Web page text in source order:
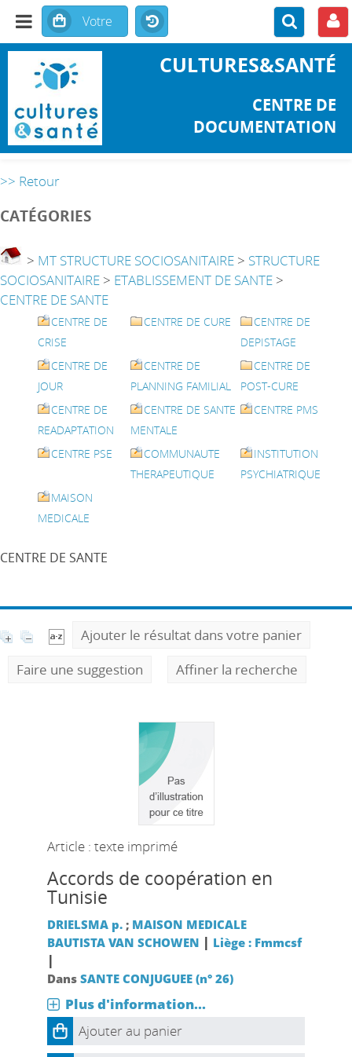
CULTURES&SANTÉ
CENTRE DE
DOCUMENTATION
>> Retour
CATÉGORIES
> MT STRUCTURE SOCIOSANITAIRE > STRUCTURE
SOCIOSANITAIRE > ETABLISSEMENT DE SANTE >
CENTRE DE SANTE
CENTRE DE
CRISE
CENTRE DE CURE
CENTRE DE
DEPISTAGE
CENTRE DE
JOUR
CENTRE DE
PLANNING FAMILIAL
CENTRE DE
POST-CURE
CENTRE DE
READAPTATION
CENTRE DE SANTE
MENTALE
CENTRE PMS
CENTRE PSE
COMMUNAUTE
THERAPEUTIQUE
INSTITUTION
PSYCHIATRIQUE
MAISON
MEDICALE
CENTRE DE SANTE
Ajouter le résultat dans votre panier
Faire une suggestion
Affiner la recherche
Article : texte imprimé
Accords de coopération en
Tunisie
DRIELSMA p.; MAISON MEDICALE
BAUTISTA VAN SCHOWEN | Liège : Fmmcsf
|
Dans SANTE CONJUGUEE (n° 26)
Plus d'information...
Ajouter au panier